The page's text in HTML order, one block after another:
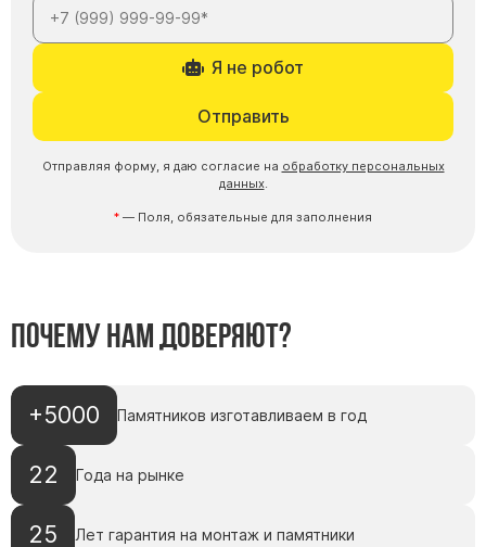
Я не робот
Отправить
Отправляя форму, я даю согласие на обработку персональных
данных.
— Поля, обязательные для заполнения
Почему нам доверяют?
+5000 Памятников изготавливаем в год
22 Года на рынке
25 Лет гарантия на монтаж и памятники